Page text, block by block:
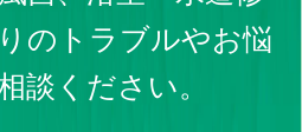
のトラブルやお悩
談ください。